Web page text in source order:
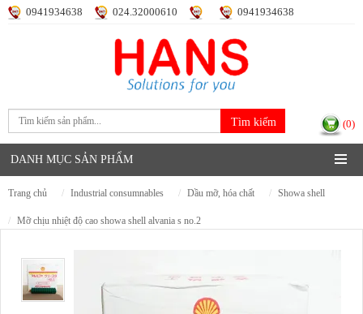
0941934638 024.32000610 0941934638
(0)
DANH MỤC SẢN PHẨM
trang chủ industrial consumnables dầu mỡ, hóa chất showa shell
mỡ chịu nhiệt độ cao showa shell alvania s no.2